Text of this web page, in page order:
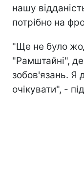
нашу
потрібно на
"Ще не було
"Рамштайні",
зобов'язань. Я
очікувати", -